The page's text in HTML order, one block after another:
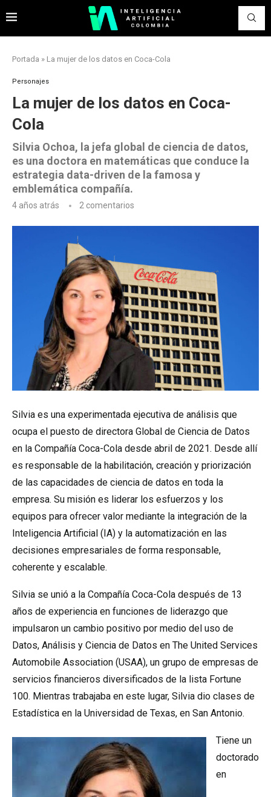
Portada » La mujer de los datos en Coca-Cola
Personajes
La mujer de los datos en Coca-
Cola
Silvia Ochoa, la jefa global de ciencia de datos,
es una doctora en matemáticas que conduce la
estrategia data-driven de la famosa y
emblemática compañía.
4 años atrás 2 comentarios
Silvia es una experimentada ejecutiva de análisis que
ocupa el puesto de directora Global de Ciencia de Datos
en la Compañía Coca-Cola desde abril de 2021. Desde allí
es responsable de la habilitación, creación y priorización
de las capacidades de ciencia de datos en toda la
empresa. Su misión es liderar los esfuerzos y los
equipos para ofrecer valor mediante la integración de la
Inteligencia Artificial (IA) y la automatización en las
decisiones empresariales de forma responsable,
coherente y escalable.
Silvia se unió a la Compañía Coca-Cola después de 13
años de experiencia en funciones de liderazgo que
impulsaron un cambio positivo por medio del uso de
Datos, Análisis y Ciencia de Datos en The United Services
Automobile Association (USAA), un grupo de empresas de
servicios financieros diversificados de la lista Fortune
100. Mientras trabajaba en este lugar, Silvia dio clases de
Estadística en la Universidad de Texas, en San Antonio.
Tiene un
doctorado
en